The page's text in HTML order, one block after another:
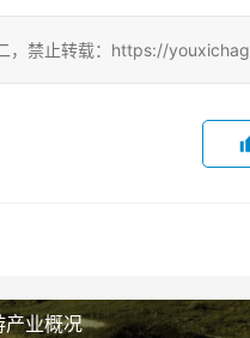
，禁止转载：https://
业概况